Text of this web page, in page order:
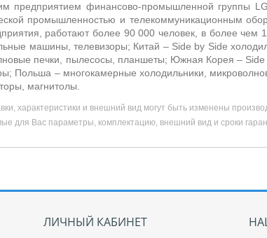
предприятием финансово-промышленной группы
промышленностью и телекоммуникационным
работают более 90 000 человек, в более чем
машины, телевизоры; Китай – Side by Side
печки, пылесосы, планшеты; Южная Корея –
– многокамерные холодильники,
магнитолы.
характеристики и внешний вид могут быть изменены
для Вас параметры, комплектацию, внешний вид и сроки
ЛИЧНЫЙ КАБИНЕТ